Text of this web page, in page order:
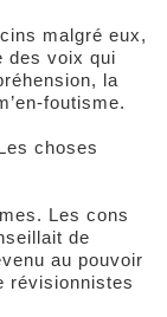
malgré eux,
des voix qui
la
foutisme.
choses
Les cons
de
au pouvoir
révisionnistes